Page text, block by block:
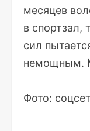
месяцев
в спортзал,
сил
немощным.
Фото: